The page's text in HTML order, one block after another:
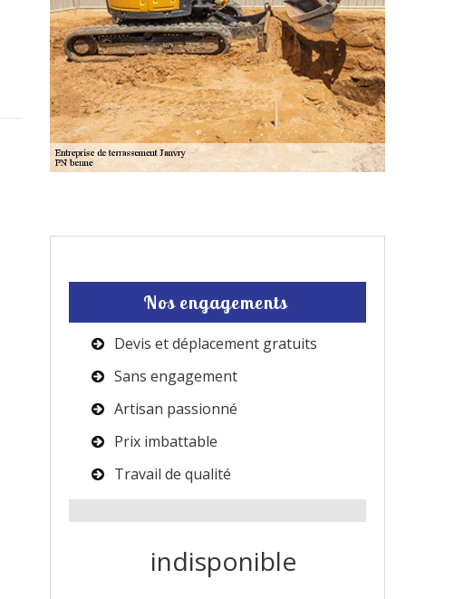
Nos engagements
Devis et déplacement gratuits
Sans engagement
Artisan passionné
Prix imbattable
Travail de qualité
indisponible